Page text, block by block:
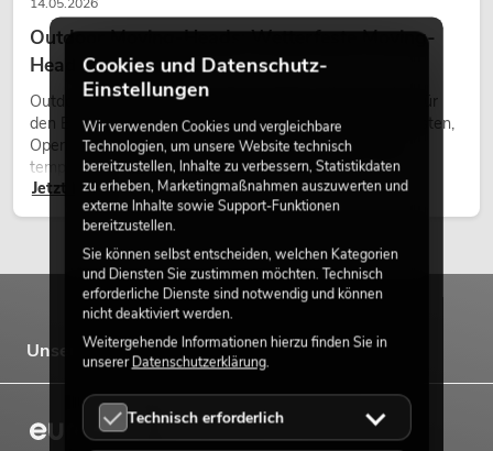
Outdoor Moving-Heads: Wetterfeste Moving-
Heads bei Events
Outdoor Moving-Heads sind bewegliche Scheinwerfer für
den Einsatz im Freien. Sie werden bei Festivals, Stadtfesten,
Open-Air-Konzerten, Architekturinszenierungen und
temporären Außeninstallationen eingesetzt.
Jetzt lesen
Unsere Marken
Cookies und Datenschutz-
Einstellungen
Wir verwenden Cookies und vergleichbare
Technologien, um unsere Website technisch
bereitzustellen, Inhalte zu verbessern, Statistikdaten
zu erheben, Marketingmaßnahmen auszuwerten und
externe Inhalte sowie Support-Funktionen
bereitzustellen.
Sie können selbst entscheiden, welchen Kategorien
und Diensten Sie zustimmen möchten. Technisch
erforderliche Dienste sind notwendig und können
nicht deaktiviert werden.
Weitergehende Informationen hierzu finden Sie in
unsererDatenschutzerklärung.
Technisch erforderlich